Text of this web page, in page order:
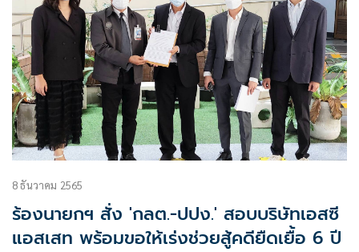
8 ธันวาคม 2565
ร้องนายกฯ สั่ง 'กลต.-ปปง.' สอบบริษัทเอสซี
แอสเสท พร้อมขอให้เร่งช่วยสู้คดียืดเยื้อ 6 ปี